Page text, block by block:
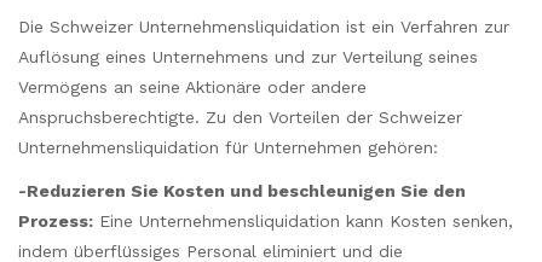
Die Schweizer Unternehmensliquidation ist ein Verfahren zur
Auflösung eines Unternehmens und zur Verteilung seines
Vermögens an seine Aktionäre oder andere
Anspruchsberechtigte. Zu den Vorteilen der Schweizer
Unternehmensliquidation für Unternehmen gehören:
-Reduzieren Sie Kosten und beschleunigen Sie den
Prozess: Eine Unternehmensliquidation kann Kosten senken,
indem überflüssiges Personal eliminiert und die